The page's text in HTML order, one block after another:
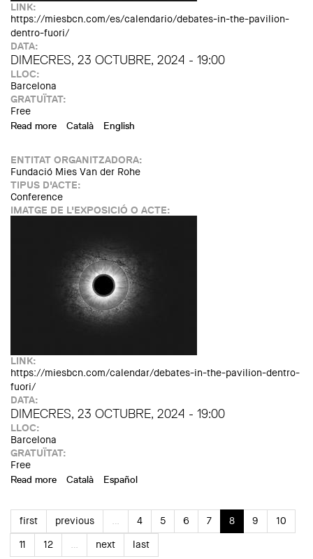
LINK:
https://miesbcn.com/es/calendario/debates-in-the-pavilion-
dentro-fuori/
DATA:
DIMECRES, 23 OCTUBRE, 2024 - 19:00
LLOC:
Barcelona
GRATUÏTAT:
Free
Read more about Debats al Pavelló: Dentro Fuori
Català English
ENTITAT ORGANITZADORA:
Fundació Mies Van der Rohe
TIPUS D'ACTE:
Conference
IMATGE DE L'EXPOSICIÓ O ACTE:
LINK:
https://miesbcn.com/calendar/debates-in-the-pavilion-dentro-
fuori/
DATA:
DIMECRES, 23 OCTUBRE, 2024 - 19:00
LLOC:
Barcelona
GRATUÏTAT:
Free
Read more about Debats al Pavelló: Dentro Fuori
Català Español
first previous … 4 5 6 7 8 9
10
11
12 … next last